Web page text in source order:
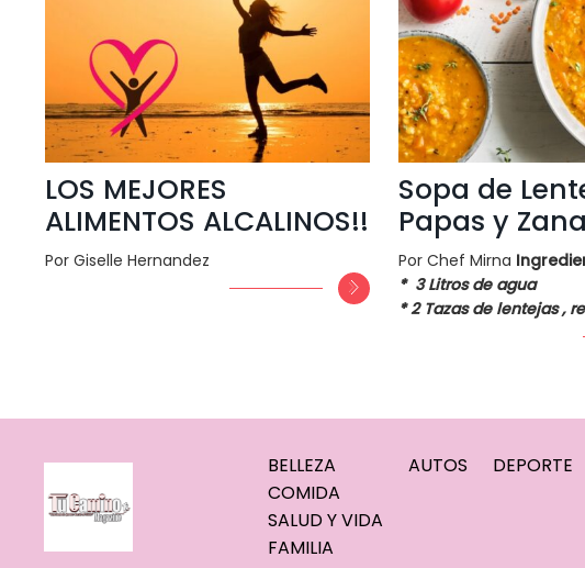
LOS MEJORES
ALIMENTOS ALCALINOS!!
Por Giselle Hernandez
Sopa de
Papas y
Por Chef Mirna
* 3 Litros de agua
* 2 Tazas de lentejas ,
BELLEZA
COMIDA
SALUD Y VIDA
FAMILIA
AUTOS DEPORTE